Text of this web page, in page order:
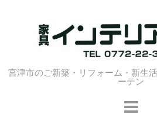
宮津市のご新築・リフォーム・新
ーテン